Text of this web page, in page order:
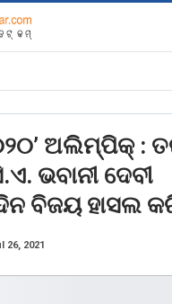
ଅଲିମ୍ପିକ୍‌ :
ଭବାନୀ ଦେବୀ
ବିଜୟ ହାସଲ
26, 2021